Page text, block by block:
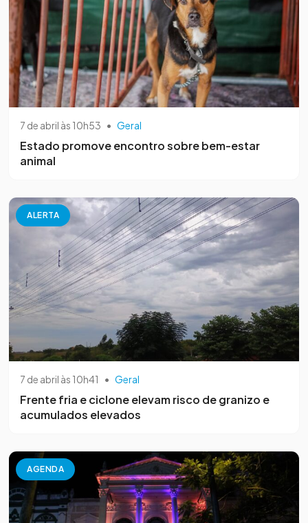
7 de abril às 10h53 • Geral
Estado promove encontro sobre bem-estar
animal
ALERTA
7 de abril às 10h41 • Geral
Frente fria e ciclone elevam risco de granizo e
acumulados elevados
AGENDA